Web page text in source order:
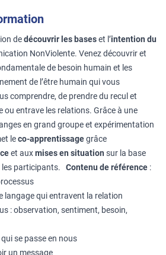
dedécouvrir les baseset l’intention du
NonViolente. Venez découvrir et
de besoin humain et les
de l’être humain qui vous
comprendre, de prendre du recul et
ou entrave les relations. Grâce à une
en grand groupe et expérimentation
leco-apprentissagegrâce
et auxmises en situation sur la base
les participants. Contenu de référence :
langage qui entravent la relation
: observation, sentiment, besoin,
se passe en nous
un message